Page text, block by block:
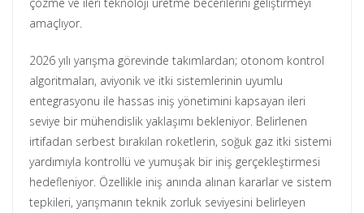
amaçlıyor.
2026 yılı yarışma görevinde takımlardan; otonom kontrol
algoritmaları, aviyonik ve itki sistemlerinin uyumlu
entegrasyonu ile hassas iniş yönetimini kapsayan ileri
seviye bir mühendislik yaklaşımı bekleniyor. Belirlenen
irtifadan serbest bırakılan roketlerin, soğuk gaz itki sistemi
yardımıyla kontrollü ve yumuşak bir iniş gerçekleştirmesi
hedefleniyor. Özellikle iniş anında alınan kararlar ve sistem
tepkileri, yarışmanın teknik zorluk seviyesini belirleyen